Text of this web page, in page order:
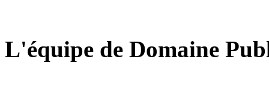
L'équipe de Domaine